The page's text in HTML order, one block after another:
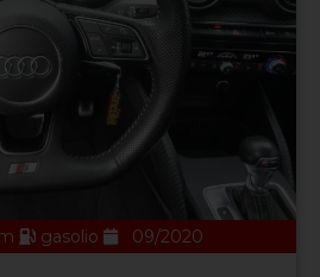
gasolio 09/2020